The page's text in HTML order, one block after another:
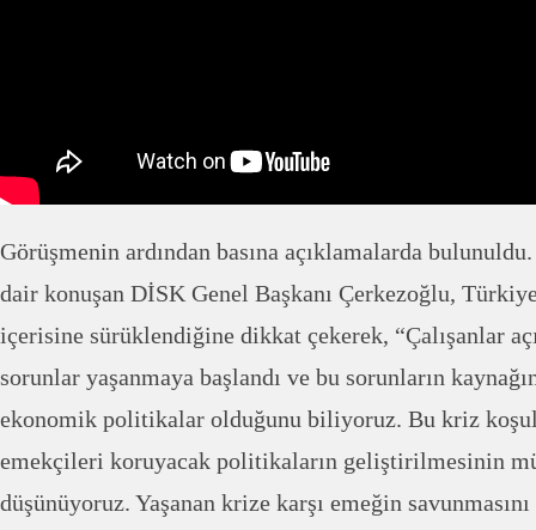
Görüşmenin ardından basına açıklamalarda
dair konuşan DİSK Genel Başkanı Çerkezoğlu,
içerisine sürüklendiğine dikkat çekerek, “Çalışanlar
sorunlar yaşanmaya başlandı ve bu sorunların
ekonomik politikalar olduğunu biliyoruz. Bu kriz
emekçileri koruyacak politikaların geliştirilmesinin
düşünüyoruz. Yaşanan krize karşı emeğin